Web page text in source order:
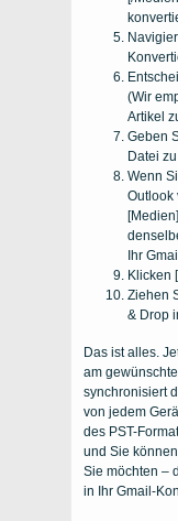
(Wir
Artikel
Geben
Datei
Wenn
Outlook
Ihr
Klicken
Ziehen
& Drop
Das ist alles.
am
synchronisiert
von jedem
des PST-
und Sie
Sie möchten –
in Ihr Gmail-